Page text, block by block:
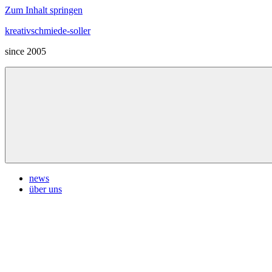
Zum Inhalt springen
kreativschmiede-soller
since 2005
news
über uns